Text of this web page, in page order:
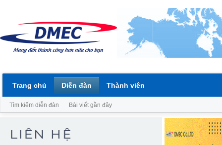
Trang chủ Diễn đàn
Tìm kiếm diễn đàn Bài viết gần đây
Thành viên